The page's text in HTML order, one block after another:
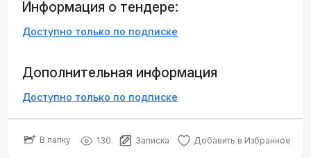
Информация о тендере:
Доступно только по подписке
Дополнительная информация
Доступно только по подписке
В папку 130 Записка Добавить в Избранное